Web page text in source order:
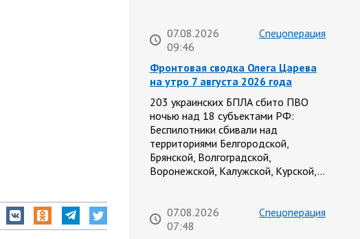
07.08.2026
09:46
Спецоперация
Фронтовая сводка Олега Царева
на утро 7 августа 2026 года
203 украинских БПЛА сбито ПВО
ночью над 18 субъектами РФ:
Беспилотники сбивали над
территориями Белгородской,
Брянской, Волгоградской,
Воронежской, Калужской, Курской,…
07.08.2026
07:48
Спецоперация